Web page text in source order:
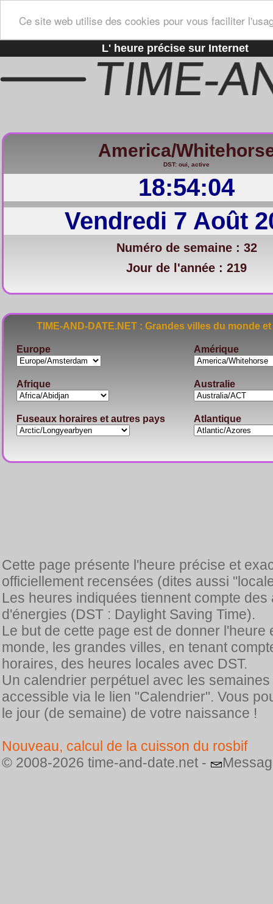
Ce site web utilise des cookies pour vous faciliter
L' heure précise sur Internet
America/
DST: oui, active
18:54:04
Vendredi 7 Août
Numéro de semaine : 32
Jour de l'année : 219
TIME-AND-DATE.NET : Grandes villes du
Europe Amérique
Afrique Australie
Fuseaux horaires et autres pays Atlantique
Cette page présente l'heure précise et
officiellement recensées (dites aussi
Les heures indiquées tiennent compte
d'énergies (DST : Daylight Saving Time).
Le but de cette page est de donner
monde, les grandes villes, en tenant
horaires, des heures locales avec DST.
Un calendrier perpétuel avec les
accessible via le lien "Calendrier". Vous
le jour (de semaine) de votre naissance !
Nouveau, calcul de la cuisson du rosbif
© 2008-2026 time-and-date.net -